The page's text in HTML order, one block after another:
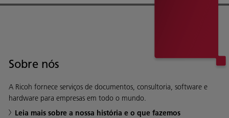
Sobre nós
A Ricoh fornece serviços de documentos, consultoria, software e
hardware para empresas em todo o mundo.
Leia mais sobre a nossa história e o que fazemos